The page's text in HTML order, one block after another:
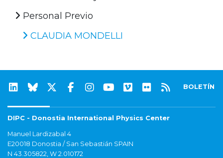
Personal Previo
CLAUDIA MONDELLI
BOLETÍN
DIPC - Donostia International Physics Center
Manuel Lardizabal 4
E20018 Donostia / San Sebastián SPAIN
N 43.305822, W 2.010172